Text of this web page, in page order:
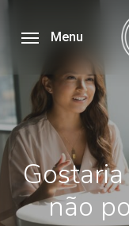
content
Menu
não